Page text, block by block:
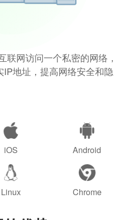
联网访问一个私密的网络，
地址，提高网络安全和隐
iOS Android
Linux Chrome